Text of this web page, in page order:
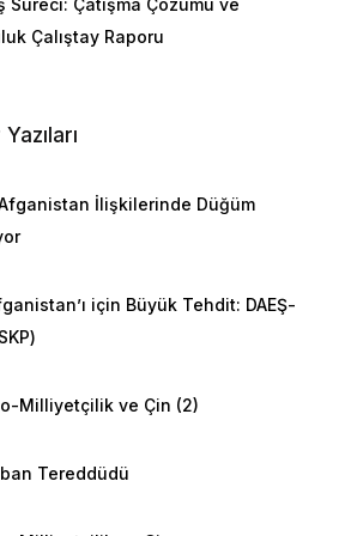
suç oranları çok yüksek
normalleri olarak kabul
Güney Afrika Cumhuriyeti, dünya
adaletsizlik ve yüksek işsizlik
en önemli sebepleri olarak
çok farklı etnik kökenden
Nüfusun büyük bölümü
ise ülkedeki en büyük dinî
rakamlara göre nüfusun yaklaşık
Süreci: Çatışma Çözümü ve
Çalıştay Raporu
İlişkilerinde Düğüm
için Büyük Tehdit: DAEŞ-
Milliyetçilik ve Çin (2)
Tereddüdü